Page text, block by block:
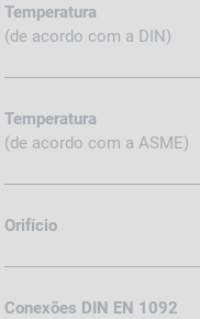
Temperatura
(de acordo com a DIN)
Temperatura
(de acordo com a ASME)
Orifício
Conexões DIN EN 1092